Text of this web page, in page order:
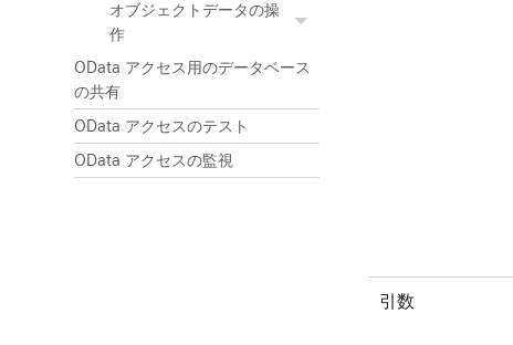
オブジェクトデータの操
作
OData アクセス用のデータベース
の共有
OData アクセスのテスト
OData アクセスの監視
引数